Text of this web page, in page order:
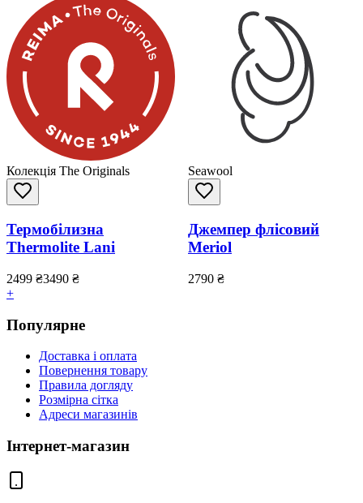
Колекція The Originals
Термобілизна
Thermolite Lani
2499 ₴3490 ₴
+
Seawool
Джемпер флісовий
Meriol
2790 ₴
Популярне
Доставка і оплата
Повернення товару
Правила догляду
Розмірна сітка
Адреси магазинів
Інтернет-магазин